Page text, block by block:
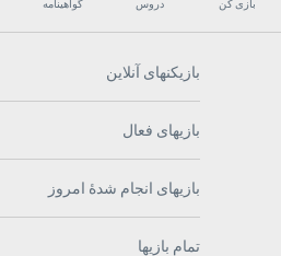
بازی کن دروس گواهینامه
بازیکنهای آنلاین
بازیهای فعال
بازیهای انجام شدۀ امروز
تمام بازیها